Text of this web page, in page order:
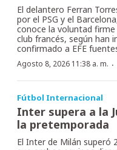
El delantero Ferran
por el PSG y el
conoce la voluntad
club francés, según han
confirmado a EFE
Agosto 8, 2026 11:38 a. m. ·
Fútbol Internacional
Inter supera a la
la pretemporada
El Inter de Milán superó